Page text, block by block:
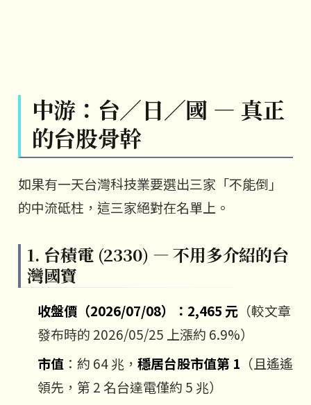
中游：台／日／國 — 真正
的台股骨幹
如果有一天台灣科技業要選出三家「不能倒」
的中流砥柱，這三家絕對在名單上。
1. 台積電 (2330) — 不用多介紹的台
灣國寶
收盤價（2026/07/08）：2,465 元（較文章
發布時的 2026/05/25 上漲約 6.9%）
市值 ：約 64 兆， 穩居台股市值第 1 （且遙遙
領先，第 2 名台達電僅約 5 兆）